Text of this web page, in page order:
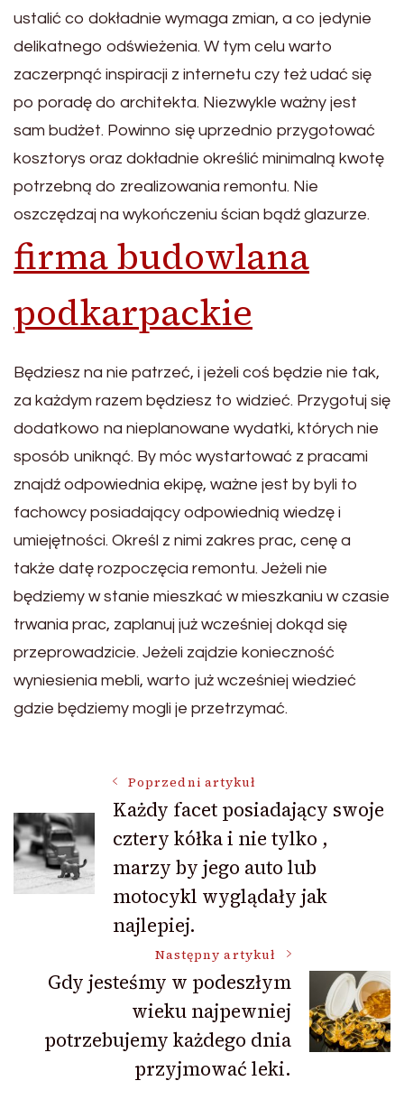
ustalić co dokładnie wymaga zmian, a co jedynie
delikatnego odświeżenia. W tym celu warto
zaczerpnąć inspiracji z internetu czy też udać się
po poradę do architekta. Niezwykle ważny jest
sam budżet. Powinno się uprzednio przygotować
kosztorys oraz dokładnie określić minimalną kwotę
potrzebną do zrealizowania remontu. Nie
oszczędzaj na wykończeniu ścian bądź glazurze.
firma budowlana
podkarpackie
Będziesz na nie patrzeć, i jeżeli coś będzie nie tak,
za każdym razem będziesz to widzieć. Przygotuj się
dodatkowo na nieplanowane wydatki, których nie
sposób uniknąć. By móc wystartować z pracami
znajdź odpowiednia ekipę, ważne jest by byli to
fachowcy posiadający odpowiednią wiedzę i
umiejętności. Określ z nimi zakres prac, cenę a
także datę rozpoczęcia remontu. Jeżeli nie
będziemy w stanie mieszkać w mieszkaniu w czasie
trwania prac, zaplanuj już wcześniej dokąd się
przeprowadzicie. Jeżeli zajdzie konieczność
wyniesienia mebli, warto już wcześniej wiedzieć
gdzie będziemy mogli je przetrzymać.
Nawigacja
wpisu
Poprzedni artykuł
Każdy facet posiadający swoje
cztery kółka i nie tylko ,
marzy by jego auto lub
motocykl wyglądały jak
najlepiej.
Następny artykuł
Gdy jesteśmy w podeszłym
wieku najpewniej
potrzebujemy każdego dnia
przyjmować leki.